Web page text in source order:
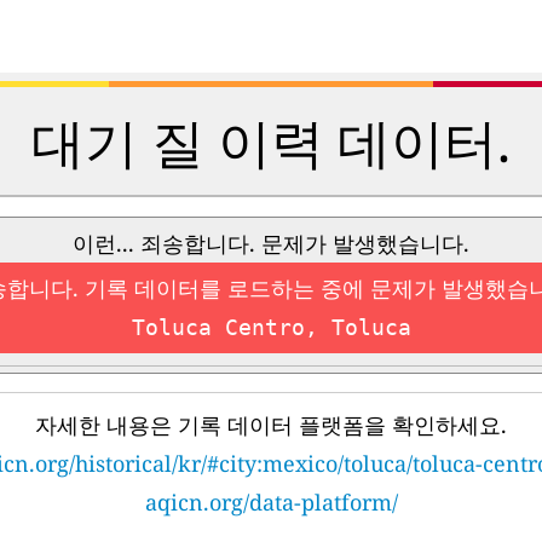
대기 질 이력 데이터.
이런... 죄송합니다. 문제가 발생했습니다.
합니다. 기록 데이터를 로드하는 중에 문제가 발생했습
Toluca Centro, Toluca
자세한 내용은 기록 데이터 플랫폼을 확인하세요.
historical/kr/#city:mexico/toluca/toluca-
aqicn.org/data-platform/